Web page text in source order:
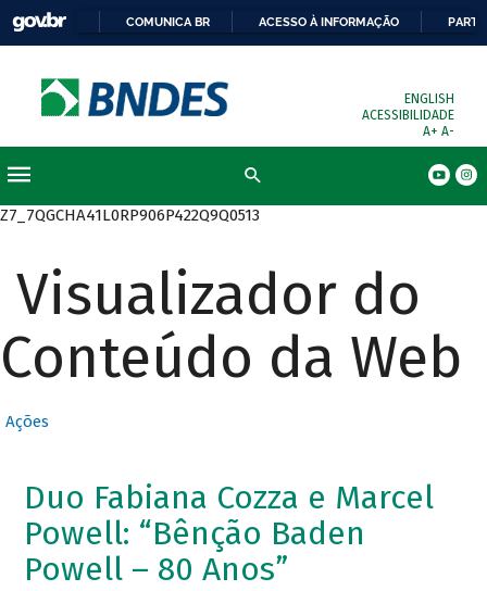
COMUNICA BR ACESSO À INFORMAÇÃO
ENGLISH
ACESSIBILIDADE
A+ A-
Z7_7QGCHA41L0RP906P422Q9Q0513
Visualizador do
Conteúdo da Web
Ações
Duo Fabiana Cozza e Marcel
Powell: “Bênção Baden
Powell – 80 Anos”